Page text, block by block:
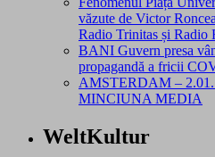
văzute de Victor
Radio Trinitas și Radio
BANI Guvern presa
propagandă a fricii
AMSTERDAM –
MINCIUNA MEDIA
WeltKultur